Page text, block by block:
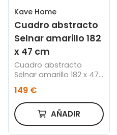
Kave Home
Cuadro abstracto
Selnar amarillo 182
x 47 cm
Cuadro abstracto
Selnar amarillo 182 x 47
cm
149 €
AÑADIR